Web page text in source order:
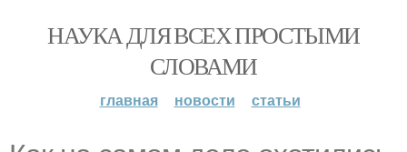
НАУКА ДЛЯ ВСЕХ ПРОСТЫМИ
СЛОВАМИ
главная новости статьи